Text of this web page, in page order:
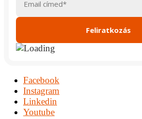
Facebook
Instagram
Linkedin
Youtube